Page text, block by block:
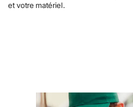
et votre matériel.